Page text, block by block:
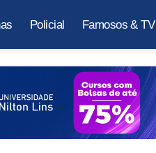
Policial Famosos & TV